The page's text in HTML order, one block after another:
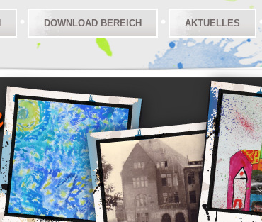
DOWNLOAD BEREICH AKTUELLES